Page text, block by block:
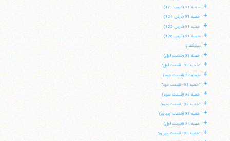
+ خطبه 91 (درس 123)
+ خطبه 91 (درس 124)
+ خطبه 91 (درس 125)
+ خطبه 91 (درس 126)
+ پیشگفتار:
+ خطبه 93 (قسمت اول)
+ "خطبه 93 - قسمت اول"
+ خطبه 93 (قسمت دوم)
+ "خطبه 93 - قسمت دوم"
+ خطبه 93 (قسمت سوم)
+ "خطبه 93 - قسمت سوم"
+ خطبه 93 (قسمت چهارم)
+ خطبه 94 (قسمت اول)
+ "خطبه 93 - قسمت چهارم"